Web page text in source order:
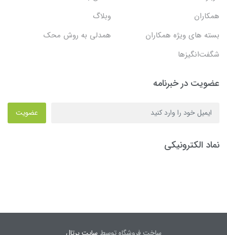
همکاران
وبلاگ
بسته های ویژه همکاران
همدلی به روش محک
شگفت‌انگیزها
عضویت در خبرنامه
عضویت
نماد الکترونیکی